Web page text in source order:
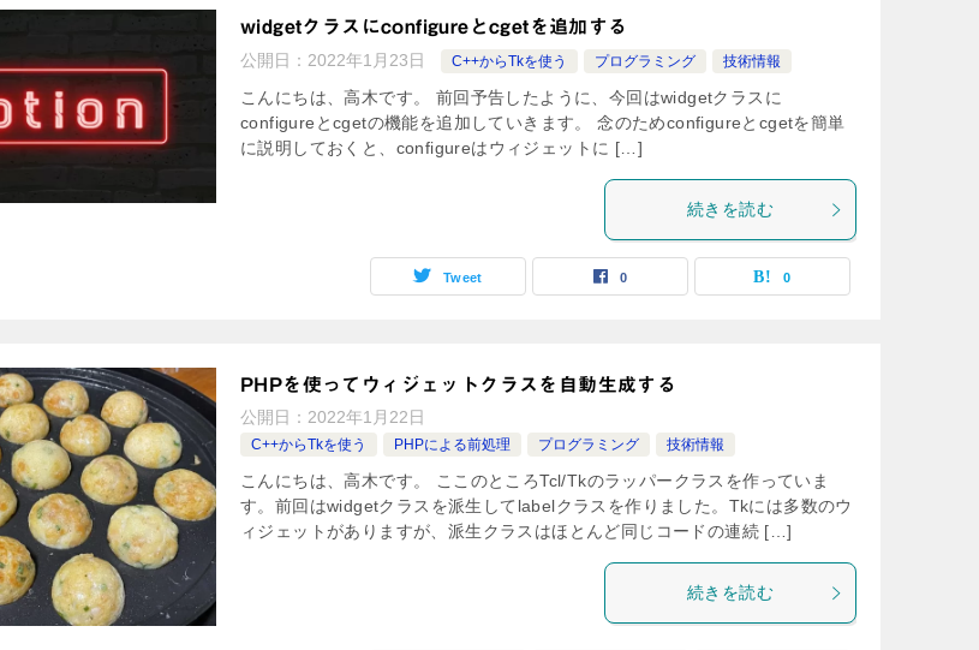
widgetクラスにconfigureとcgetを追加する
公開日： 2022年1月23日 C++からTkを使う プログラミング 技術情報
こんにちは、高木です。 前回予告したように、今回はwidgetクラスに
configureとcgetの機能を追加していきます。 念のためconfigureとcgetを簡単
に説明しておくと、configureはウィジェットに […]
続きを読む
Tweet 0 0
PHPを使ってウィジェットクラスを自動生成する
公開日： 2022年1月22日
C++からTkを使う PHPによる前処理 プログラミング 技術情報
こんにちは、高木です。 ここのところTcl/Tkのラッパークラスを作っていま
す。前回はwidgetクラスを派生してlabelクラスを作りました。Tkには多数のウ
ィジェットがありますが、派生クラスはほとんど同じコードの連続 […]
続きを読む